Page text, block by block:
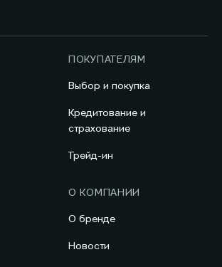
ПОКУПАТЕЛЯМ
Выбор и покупка
Кредитование и
страхование
Трейд-ин
О КОМПАНИИ
О бренде
Новости